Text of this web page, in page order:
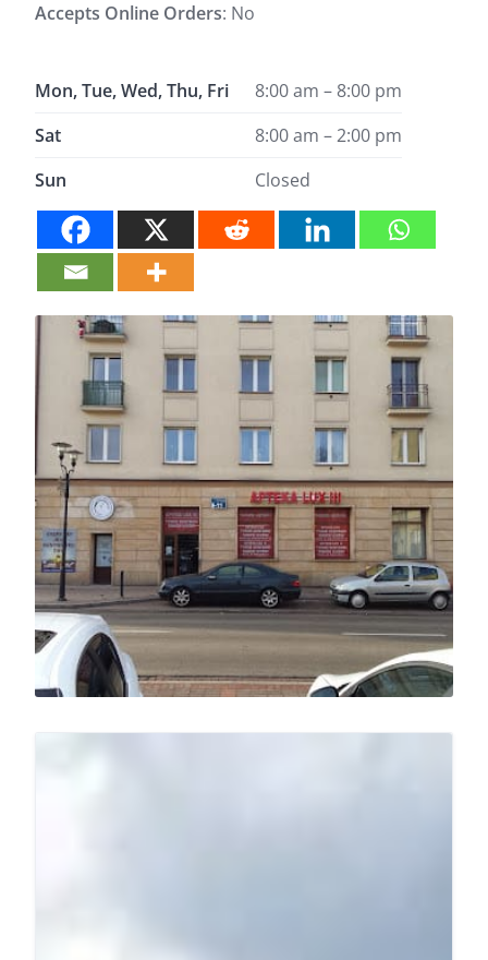
Accepts Online Orders: No
Mon, Tue, Wed, Thu, Fri
8:00 am – 8:00 pm
Sat
8:00 am – 2:00 pm
Sun
Closed